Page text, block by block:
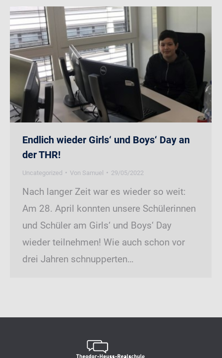
Endlich wieder Girls‘ und Boys‘ Day an
der THR!
Uncategorized Von Samuel 29/05/2022
Nach langer Zeit war es wieder so weit:
Am 28. April konnten unsere Schülerinnen
und Schüler am Girls‘ und Boys‘ Day
wieder teilnehmen! Wie auch schon vor
drei Jahren schnupperten…